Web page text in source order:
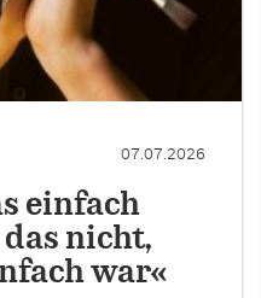
07.07.2026
einfach
nicht,
war«